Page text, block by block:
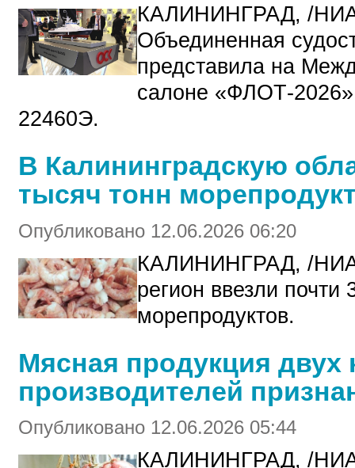
КАЛИНИНГРАД, /
Объединенная
представила на
салоне «ФЛОТ-2026»
22460Э.
В Калининградскую
тысяч тонн
Опубликовано 12.06.2026 06:20
КАЛИНИНГРАД, /
регион ввезли
морепродуктов.
Мясная продукция двух
производителей
Опубликовано 12.06.2026 05:44
КАЛИНИНГРАД, /